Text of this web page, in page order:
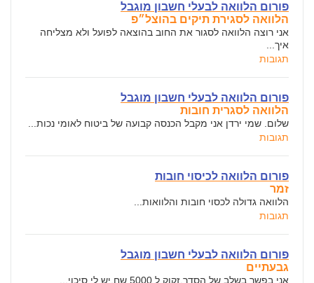
פורום הלוואה לבעלי חשבון מוגבל
הלוואה לסגירת תיקים בהוצל״פ
אני רוצה הלוואה לסגור את החוב בהוצאה לפועל ולא מצליחה
איך...
תגובות
פורום הלוואה לבעלי חשבון מוגבל
הלוואה לסגרית חובות
שלום. שמי ירדן אני מקבל הכנסה קבועה של ביטוח לאומי נכות...
תגובות
פורום הלוואה לכיסוי חובות
זמר
הלוואה גדולה לכסוי חובות והלוואות...
תגובות
פורום הלוואה לבעלי חשבון מוגבל
גבעתיים
אני בפשר בשלב של הסדר.זקוק ל 5000 שח.יש לי סיכוי...